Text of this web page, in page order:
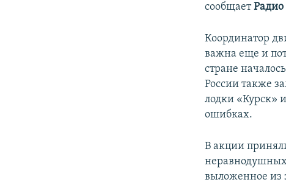
сообщаетРадио
Координатор
важна еще и
стране
России также
лодки «Курск»
ошибках.
В акции
неравнодушных
выложенное из